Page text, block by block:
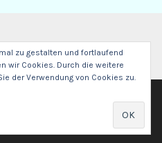
zu gestalten und fortlaufend
wir Cookies. Durch die weitere
der Verwendung von Cookies zu.